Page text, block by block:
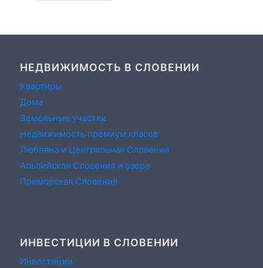
НЕДВИЖИМОСТЬ В СЛОВЕНИИ
Квартиры
Дома
Земельные участки
Недвижимость премиум класса
Любляна и Центральная Словения
Альпийская Словения и озера
Приморская Словения
ИНВЕСТИЦИИ В СЛОВЕНИИ
Инвестиции